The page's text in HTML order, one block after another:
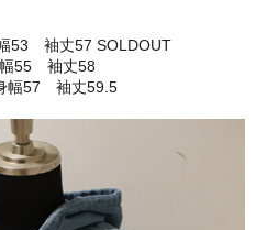
袖丈57 SOLDOUT
55 袖丈58
57 袖丈59.5